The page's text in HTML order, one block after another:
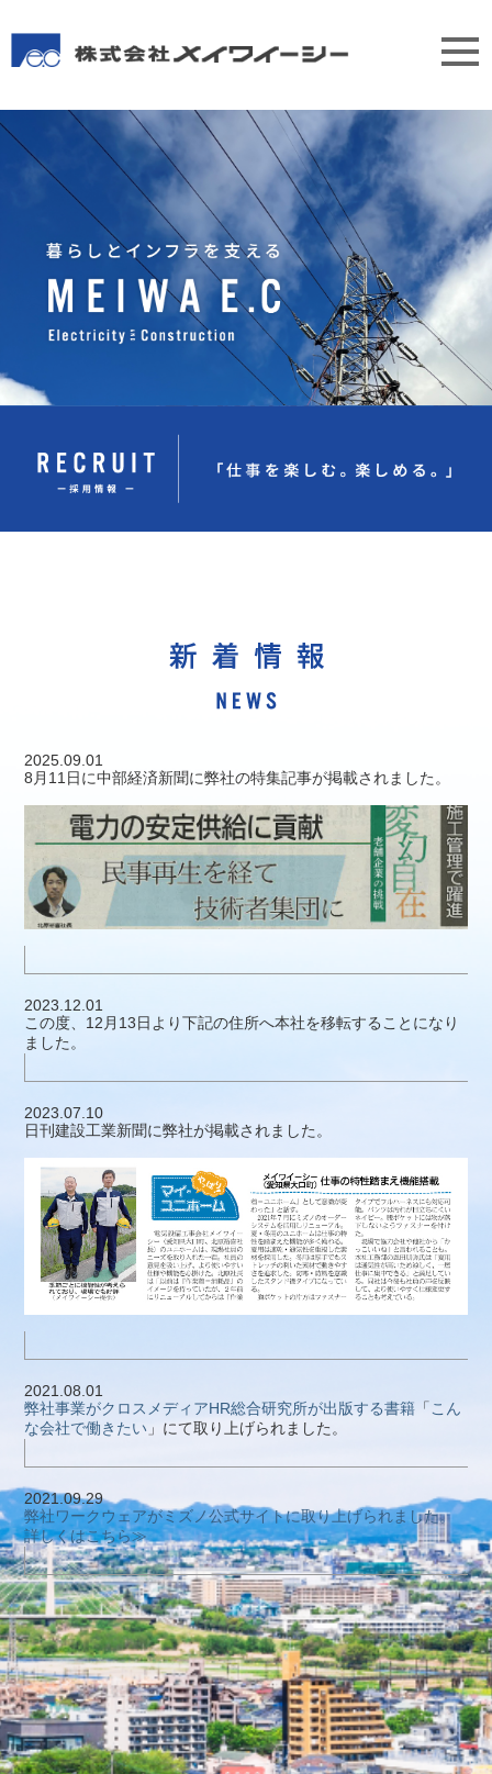
2025.09.01
8月11日に中部経済新聞に弊社の特集記事が掲載されました。
2023.12.01
この度、12月13日より下記の住所へ本社を移転することになり
ました。
2023.07.10
日刊建設工業新聞に弊社が掲載されました。
2021.08.01
弊社事業がクロスメディアHR総合研究所が出版する書籍 「こん
な会社で働きたい 」にて取り上げられました。
2021.09.29
弊社ワークウェアがミズノ公式サイトに取り上げられました。
詳しくはこちら≫